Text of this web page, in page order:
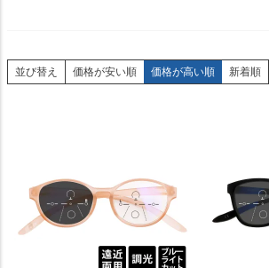
並び替え 価格が安い順 価格が高い順 新着順